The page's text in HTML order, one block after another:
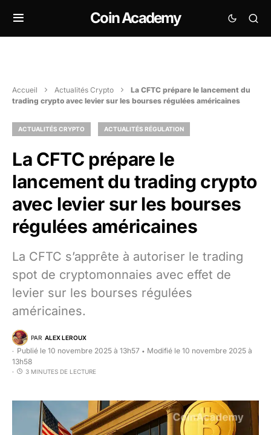
Coin Academy
Accueil Actualités Crypto
La CFTC prépare le lancement du
trading crypto avec levier sur les bourses régulées américaines
ACTUALITÉS CRYPTO ACTUALITÉS RÉGULATION
La CFTC prépare le
lancement du trading crypto
avec levier sur les bourses
régulées américaines
La CFTC s’apprête à autoriser le trading
spot de cryptomonnaies avec effet de
levier sur les bourses régulées
américaines.
PAR ALEX LEROUX
Publié le 10 novembre 2025 à 13h57 • Modifié le 10 novembre 2025 à
13h58
3 MINUTES DE LECTURE